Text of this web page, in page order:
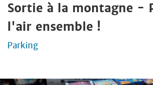
Sortie à la montagne -
l'air ensemble !
Parking